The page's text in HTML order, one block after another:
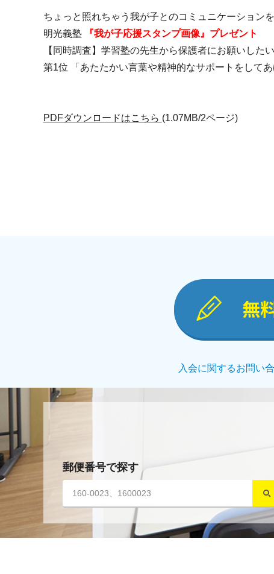
ちょっと照れちゃう我が子とのコミュニケーション
明光義塾『我が子応援スタンプ画像』プレゼント
【同時調査】学習塾の先生から保護者にお願いした
第1位 「あたたかい言葉や精神的なサポートをしてあ
PDFダウンロードはこちら (1.07MB/2ページ)
無
入会に関するお問い
郵便番号で探す